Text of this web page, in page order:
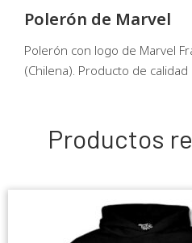
Polerón de Marvel
Polerón con logo de Marvel
(Chilena). Producto de calidad
Productos